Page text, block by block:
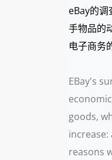
eBay的
手物品的
电子商务
EBay's
goods,
reasons